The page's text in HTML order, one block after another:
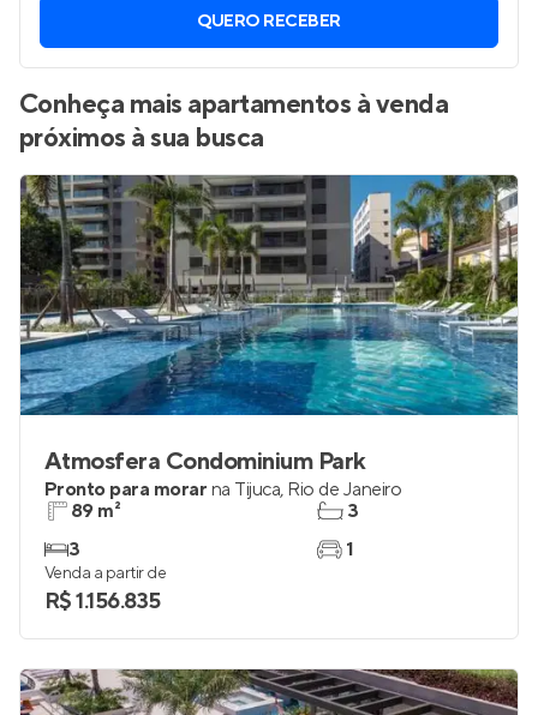
QUERO RECEBER
Conheça mais apartamentos à venda
próximos à sua busca
Atmosfera Condominium Park
Pronto para morar na Tijuca, Rio de Janeiro
89 m²
3
3
1
Venda a partir de
R$ 1.156.835